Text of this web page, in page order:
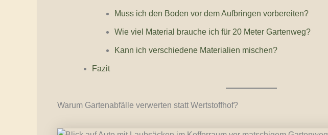
Muss ich den Boden vor dem Aufbringen vorbereiten?
Wie viel Material brauche ich für 20 Meter Gartenweg?
Kann ich verschiedene Materialien mischen?
Fazit
Warum Gartenabfälle verwerten statt Wertstoffhof?